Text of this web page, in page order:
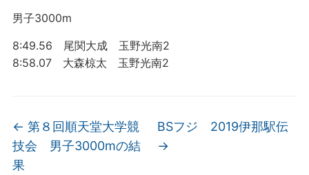
男子3000m
8:49.56 尾関大成 玉野光南2
8:58.07 大森椋太 玉野光南2
← 第８回順天堂大学競
技会 男子3000mの結
果
BSフジ 2019伊那駅伝
→